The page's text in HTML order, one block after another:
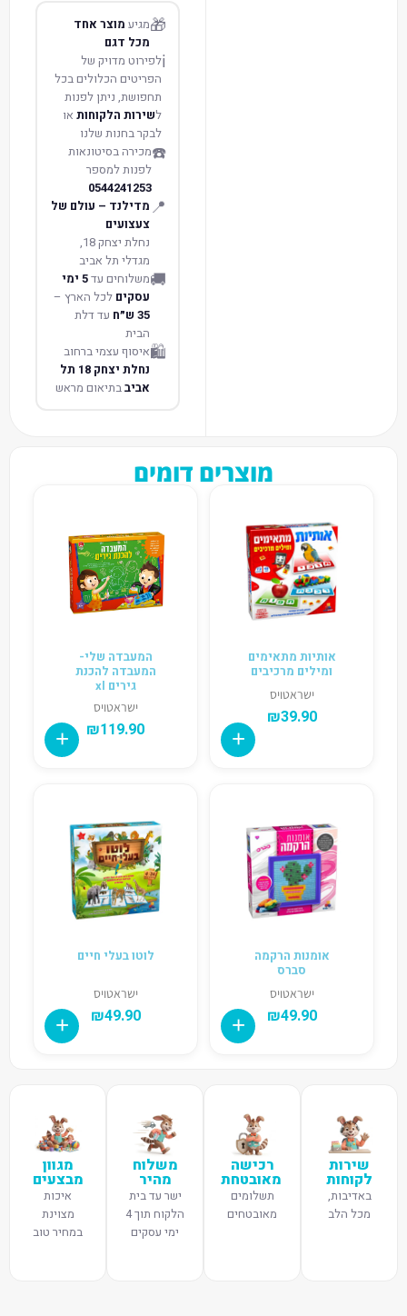
🎁מגיע מוצר אחד
מכל דגם
ℹ️לפירוט מדויק של
הפריטים הכלולים בכל
תחפושת, ניתן לפנות
לשירות הלקוחות או
לבקר בחנות שלנו
☎️מכירה בסיטונאות
לפנות למספר
0544241253
📍 מדילנד – עולם של
צעצועים
נחלת יצחק 18,
מגדלי תל אביב
🚚משלוחים עד 5 ימי
עסקים לכל הארץ –
35 ש״ח
עד דלת
הבית
🛍️איסוף עצמי ברחוב
נחלת יצחק 18 תל
אביבבתיאום מראש
מוצרים דומים
אותיות מתאימים
ומילים מרכיבים
ישראטויס
₪39.90
המעבדה שלי-
המעבדה להכנת
גירים xl
ישראטויס
₪119.90
אומנות הרקמה
סברס
ישראטויס
₪49.90
לוטו בעלי חיים
ישראטויס
₪49.90
שירות
לקוחות
באדיבות,
מכל הלב
רכישה
מאובטחת
תשלומים
מאובטחים
משלוח
מהיר
ישר עד בית
הלקוח תוך 4
ימי עסקים
מגוון
מבצעים
איכות
מצוינת
במחיר טוב